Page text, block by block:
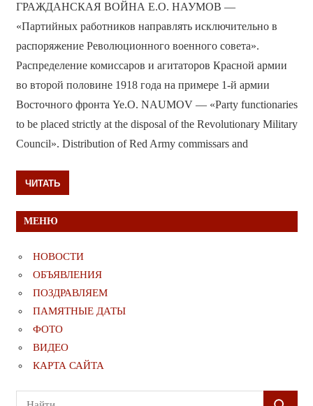
ГРАЖДАНСКАЯ ВОЙНА Е.О. НАУМОВ —
«Партийных работников направлять исключительно в
распоряжение Революционного военного совета».
Распределение комиссаров и агитаторов Красной армии
во второй половине 1918 года на примере 1-й армии
Восточного фронта Ye.O. NAUMOV — «Party functionaries
to be placed strictly at the disposal of the Revolutionary Military
Council». Distribution of Red Army commissars and
ЧИТАТЬ
МЕНЮ
НОВОСТИ
ОБЪЯВЛЕНИЯ
ПОЗДРАВЛЯЕМ
ПАМЯТНЫЕ ДАТЫ
ФОТО
ВИДЕО
КАРТА САЙТА
Поиск